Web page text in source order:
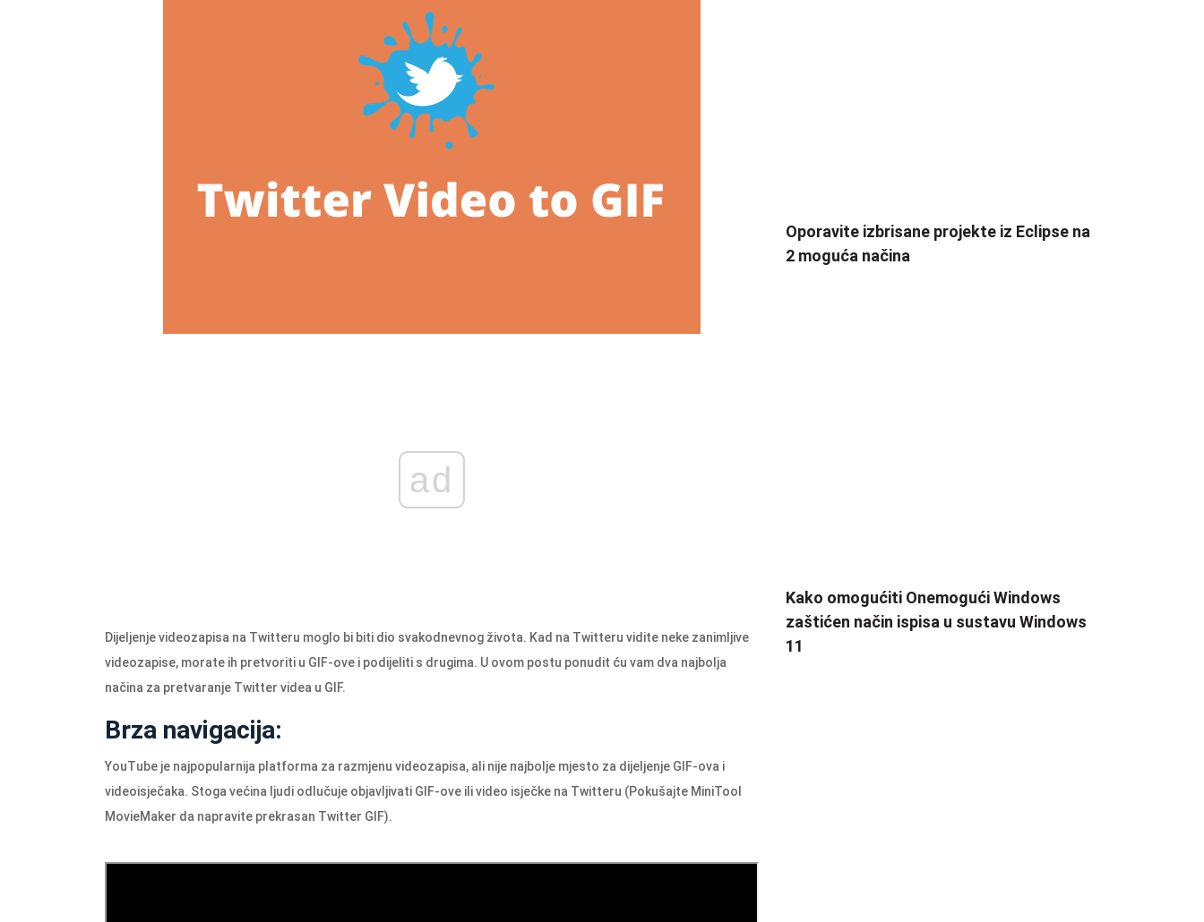
ad
Dijeljenje videozapisa na Twitteru moglo bi biti dio svakodnevnog života. Kad na Twitteru vidite neke zanimljive
videozapise, morate ih pretvoriti u GIF-ove i podijeliti s drugima. U ovom postu ponudit ću vam dva najbolja
načina za pretvaranje Twitter videa u GIF.
Brza navigacija:
YouTube je najpopularnija platforma za razmjenu videozapisa, ali nije najbolje mjesto za dijeljenje GIF-ova i
videoisječaka. Stoga većina ljudi odlučuje objavljivati ​​GIF-ove ili video isječke na Twitteru (Pokušajte MiniTool
MovieMaker da napravite prekrasan Twitter GIF).
Oporavite izbrisane projekte iz Eclipse na
2 moguća načina
Kako omogućiti Onemogući Windows
zaštićen način ispisa u sustavu Windows
11